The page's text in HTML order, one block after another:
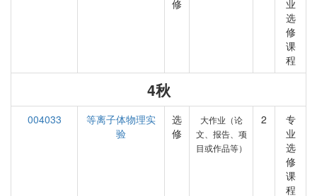
修
业
选
修
课
程
4秋
004033
等离子体物理实
验
选
修
大作业（论
文、报告、项
目或作品等）
2
专
业
选
修
课
程